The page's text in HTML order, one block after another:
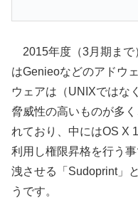
2015年度（3月期まで
はGenieoなどのアドウ
ウェアは（UNIXではな
脅威性の高いものが多
れており、中にはOS X
利用し権限昇格を行う
洩させる「Sudoprint」
うです。